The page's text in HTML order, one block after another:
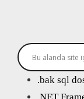
.bak sql